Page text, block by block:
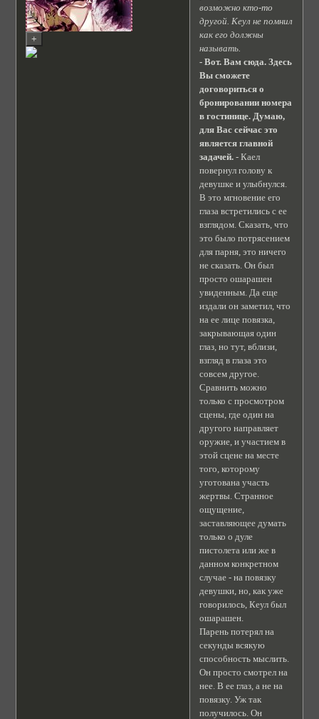
возможно кто-то
другой. Кеул не помнил
как его должны
называть.
- Вот. Вам сюда. Здесь
Вы сможете
договориться о
бронировании номера
в гостинице. Думаю,
для Вас сейчас это
является главной
задачей.- Каел
повернул голову к
девушке и улыбнулся.
В это мгновение его
глаза встретились с ее
взглядом. Сказать, что
это было потрясением
для парня, это ничего
не сказать. Он был
просто ошарашен
увиденным. Да еще
издали он заметил, что
на ее лице повязка,
закрывающая один
глаз, но тут, вблизи,
взгляд в глаза это
совсем другое.
Сравнить можно
только с просмотром
сцены, где один на
другого направляет
оружие, и участием в
этой сцене на месте
того, которому
уготована участь
жертвы. Странное
ощущение,
заставляющее думать
только о дуле
пистолета или же в
данном конкретном
случае - на повязку
девушки, но, как уже
говорилось, Кеул был
ошарашен.
Парень потерял на
секунды всякую
способность мыслить.
Он просто смотрел на
нее. В ее глаз, а не на
повязку. Уж так
получилось. Он